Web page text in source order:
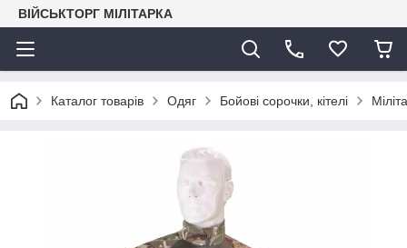
ВІЙСЬКТОРГ МІЛІТАРКА
Каталог товарів Одяг Бойові сорочки, кітелі